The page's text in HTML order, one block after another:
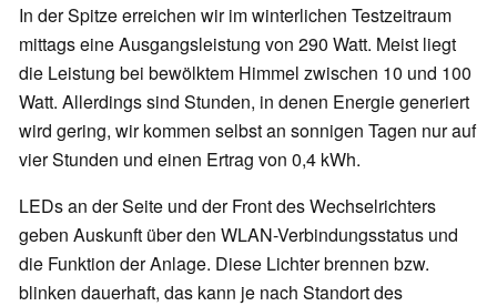
In der Spitze erreichen wir im winterlichen Testzeitraum
mittags eine Ausgangsleistung von 290 Watt. Meist liegt
die Leistung bei bewölktem Himmel zwischen 10 und 100
Watt. Allerdings sind Stunden, in denen Energie generiert
wird gering, wir kommen selbst an sonnigen Tagen nur auf
vier Stunden und einen Ertrag von 0,4 kWh.
LEDs an der Seite und der Front des Wechselrichters
geben Auskunft über den WLAN-Verbindungsstatus und
die Funktion der Anlage. Diese Lichter brennen bzw.
blinken dauerhaft, das kann je nach Standort des